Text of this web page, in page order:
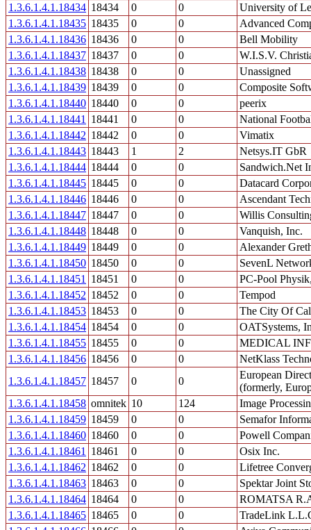
1.3.6.1.4.1.18434 18434 0 0
University of
1.3.6.1.4.1.18435 18435 0 0
Advanced
1.3.6.1.4.1.18436 18436 0 0
Bell Mobility
1.3.6.1.4.1.18437 18437 0 0
W.I.S.V.
1.3.6.1.4.1.18438 18438 0 0
Unassigned
1.3.6.1.4.1.18439 18439 0 0
Composite
1.3.6.1.4.1.18440 18440 0 0
peerix
1.3.6.1.4.1.18441
18441 0 0
National
1.3.6.1.4.1.18442 18442 0 0
Vimatix
1.3.6.1.4.1.18443 18443 1 2
Netsys.IT GbR
1.3.6.1.4.1.18444 18444 0 0
Sandwich.Net
1.3.6.1.4.1.18445 18445 0 0
Datacard
1.3.6.1.4.1.18446 18446 0 0
Ascendant
1.3.6.1.4.1.18447 18447 0 0
Willis
1.3.6.1.4.1.18448 18448 0 0
Vanquish, Inc.
1.3.6.1.4.1.18449 18449 0 0
Alexander
1.3.6.1.4.1.18450 18450 0 0
SevenL
1.3.6.1.4.1.18451
18451 0 0
PC-Pool
1.3.6.1.4.1.18452 18452 0 0
Tempod
1.3.6.1.4.1.18453 18453 0 0
The City Of
1.3.6.1.4.1.18454 18454 0 0
OATSystems,
1.3.6.1.4.1.18455 18455 0 0
MEDICAL
1.3.6.1.4.1.18456 18456 0 0
NetKlass
1.3.6.1.4.1.18457 18457 0 0
European
(formerly,
1.3.6.1.4.1.18458 omnitek 10 124
Image
1.3.6.1.4.1.18459 18459 0 0
Semafor
1.3.6.1.4.1.18460 18460 0 0
Powell
1.3.6.1.4.1.18461
18461 0 0
Osix Inc.
1.3.6.1.4.1.18462 18462 0 0
Lifetree
1.3.6.1.4.1.18463 18463 0 0
Spektar Joint
1.3.6.1.4.1.18464 18464 0 0
ROMATSA
1.3.6.1.4.1.18465 18465 0 0
TradeLink